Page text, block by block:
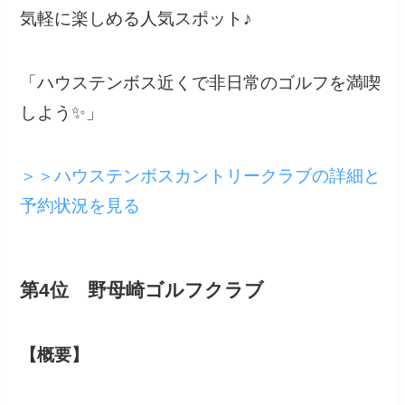
気軽に楽しめる人気スポット♪
「ハウステンボス近くで非日常のゴルフを満喫
しよう✨」
＞＞ハウステンボスカントリークラブの詳細と
予約状況を見る
第4位 野母崎ゴルフクラブ
【概要】